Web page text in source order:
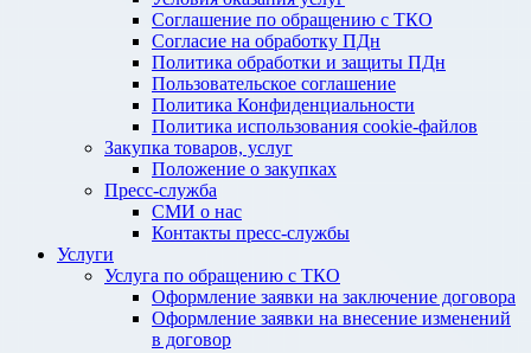
Соглашение по обращению с ТКО
Согласие на обработку ПДн
Политика обработки и защиты ПДн
Пользовательское соглашение
Политика Конфиденциальности
Политика использования cookie-файлов
Закупка товаров, услуг
Положение о закупках
Пресс-служба
СМИ о нас
Контакты пресс-службы
Услуги
Услуга по обращению с ТКО
Оформление заявки на заключение договора
Оформление заявки на внесение изменений
в договор